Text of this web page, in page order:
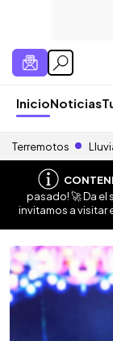
InicioNoticias
Terremotos
pasado! 🚀 Da el
invitamos a visitar